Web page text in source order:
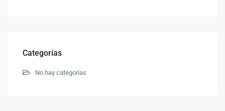
Categorías
No hay categorías